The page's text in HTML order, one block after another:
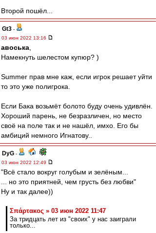
Второй пошёл...
Gt3 -
03 июн 2022 13:16
авоська
Намекнуть шелестом купюр? )
Summer прав мне каж, если игрок решает уйти
то это уже полигрока.
Если Бака возьмёт болото буду очень удивлён.
Хороший парень, не безразличен, но место
своё на поле так и не нашёл, имхо. Его бы
амбиций немного Игнатову..
DyG -
03 июн 2022 12:49
"Всё стало вокруг голубым и зелёным...
... но это приятней, чем грусть без любви"
Ну и так далее))
Σπάρτακος » 03 июн 2022 11:47
За тридцать лет из "своих" у нас заиграли
только...